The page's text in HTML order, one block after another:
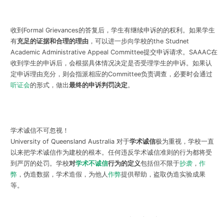
收到Formal Grievances的答复后，学生有继续申诉的的权利。如果学生
有充足的证据和合理的理由，可以进一步向学校的the Studnet
Academic Administrative Appeal Committee提交申诉请求。SAAAC在
收到学生的申诉后，会根据具体情况决定是否受理学生的申诉。如果认
定申诉理由充分，则会指派相应的Committee负责调查，必要时会通过
听证会的形式，做出最终的申诉判罚决定 。
学术诚信不可忽视！
University of Queensland Australia 对于学术诚信极为重视，学校一直
以来把学术诚信作为建校的根本。任何违反学术诚信准则的行为都将受
到严厉的处罚。学校对学术不诚信行为的定义包括但不限于抄袭， 作
弊，伪造数据，学术造假，为他人作弊提供帮助，盗取伪造实验成果
等。